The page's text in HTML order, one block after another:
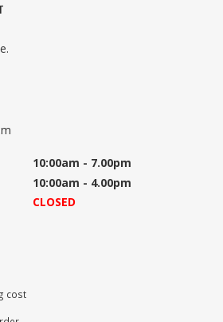
10:00am - 7.00pm
10:00am - 4.00pm
CLOSED
cost